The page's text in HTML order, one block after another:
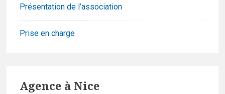
Présentation de l’association
Prise en charge
Agence à Nice